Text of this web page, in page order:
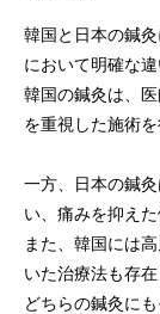
韓国と日本の鍼
において明確な違
韓国の鍼灸は、
を重視した施術を
一方、日本の鍼
い、痛みを抑え
また、韓国には
いた治療法も存在
どちらの鍼灸に